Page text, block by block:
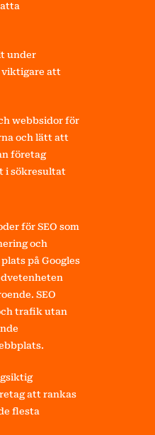
under
viktigare att
webbsidor för
och lätt att
företag
i sökresultat
för SEO som
och
på Googles
SEO
trafik utan
att rankas
flesta